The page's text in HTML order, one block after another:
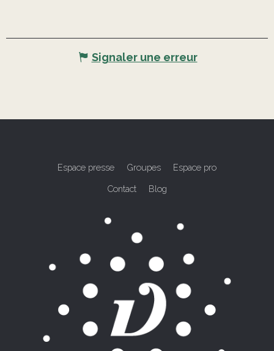
Signaler une erreur
Espace presse Groupes Espace pro
Contact Blog